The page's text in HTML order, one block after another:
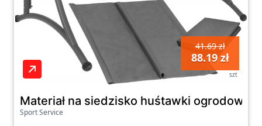
41.69 zł
88.19 zł
szt
Materiał na siedzisko huśtawki ogrodowej
Sport Service